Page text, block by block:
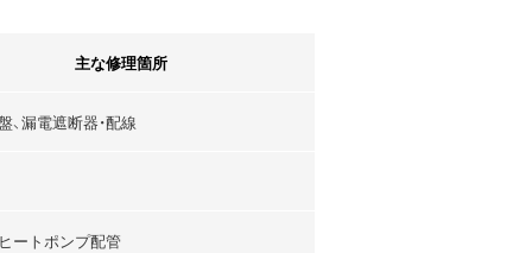
主な修理箇所
、漏電遮断器・配線
ートポンプ配管